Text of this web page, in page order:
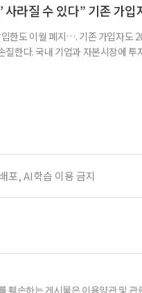
보유하면 한 세대가 두 채를 가진
사라질 수 있다” 기존 가입
한도 이월 폐지…. 기존 가입자도
질한다. 국내 기업과 자본시장에
포, AI학습 이용 금지